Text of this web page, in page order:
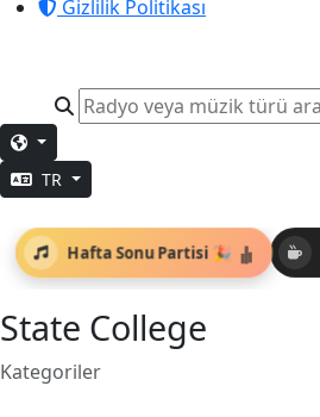
Gizlilik Politikası
TR
Hafta Sonu Partisi 🎉
State College
Kategoriler